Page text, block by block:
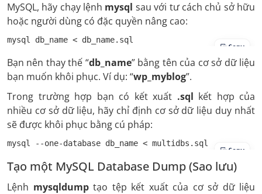
MySQL, hãy chạy lệnh mysql sau với tư cách chủ sở hữu
hoặc người dùng có đặc quyền nâng cao:
mysql db_name < db_name.sql
Copy
Bạn nên thay thế “db_name” bằng tên của cơ sở dữ liệu
bạn muốn khôi phục. Ví dụ: “wp_myblog”.
Trong trường hợp bạn có kết xuất .sql kết hợp của
nhiều cơ sở dữ liệu, hãy chỉ định cơ sở dữ liệu duy nhất
sẽ được khôi phục bằng cú pháp:
mysql --one-database db_name < multidbs.sql
Copy
Tạo một MySQL Database Dump (Sao lưu)
Lệnh mysqldumptạo tệp kết xuất của cơ sở dữ liệu